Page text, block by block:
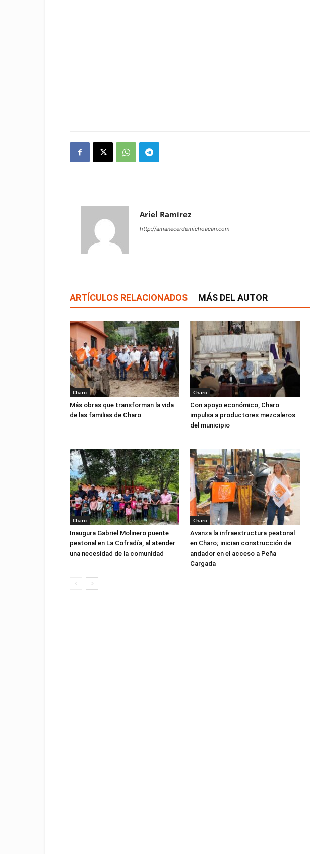
Ariel Ramírez
http://amanecerdemichoacan.com
ARTÍCULOS RELACIONADOS MÁS DEL AUTOR
Charo
Más obras que transforman la vida
de las familias de Charo
Charo
Con apoyo económico, Charo
impulsa a productores mezcaleros
del municipio
Charo
Inaugura Gabriel Molinero puente
peatonal en La Cofradía, al atender
una necesidad de la comunidad
Charo
Avanza la infraestructura peatonal
en Charo; inician construcción de
andador en el acceso a Peña
Cargada